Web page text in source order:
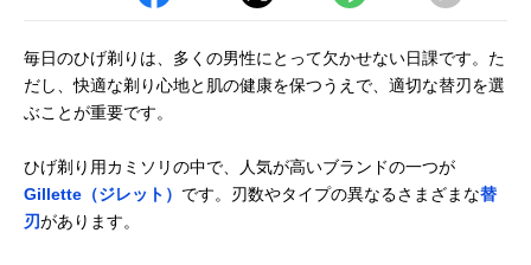
毎日のひげ剃りは、多くの男性にとって欠かせない日課です。た
だし、快適な剃り心地と肌の健康を保つうえで、適切な替刃を選
ぶことが重要です。
ひげ剃り用カミソリの中で、人気が高いブランドの一つが
Gillette（ジレット） です。刃数やタイプの異なるさまざまな替
刃があります。